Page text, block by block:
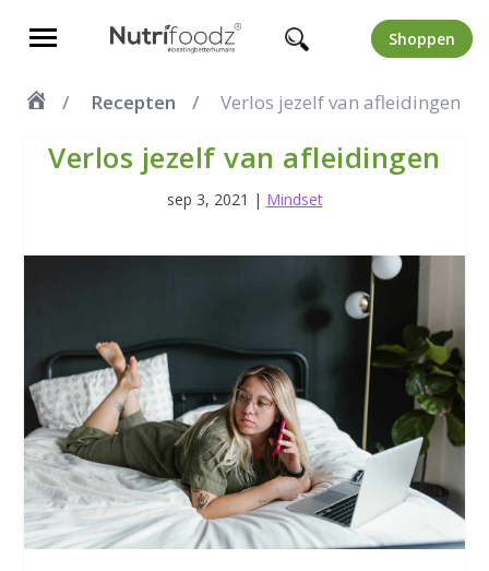
Shoppen
Recepten Verlos jezelf van afleidingen
Verlos jezelf van afleidingen
sep 3, 2021 | Mindset